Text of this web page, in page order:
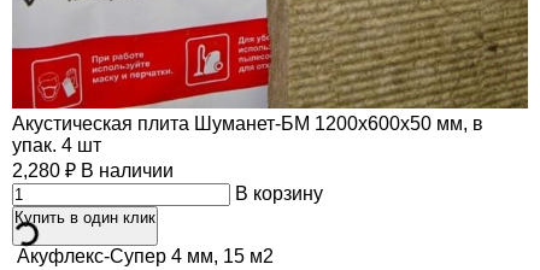
Акустическая плита Шуманет-БМ 1200х600х50 мм, в
упак. 4 шт
2,280 ₽ В наличии
В корзину
Купить в один клик
Акуфлекс-Супер 4 мм, 15 м2